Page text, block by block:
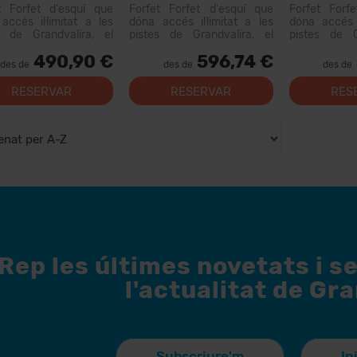
Forfet d'esquí que
il·limitat a les
de Grandvalira, el
Amb aquest
podràs recórrer més...
des de 490,90 €
RESERVAR
Forfet Forfet d'esquí que
dóna accés il·limitat a les
pistes de Grandvalira, el
dels Pirineus. Amb aquest
forfet podràs recórrer més...
des de 596,74 €
RESERVAR
Lloguer
Forfet
dóna
pistes de
dels
forfet
des de
Rep les últimes novetats i
l'actualitat de